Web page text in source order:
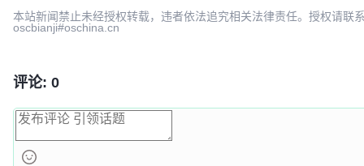
本站新闻禁止未经授权转载，违者依法追究相关法律责任。授权请联
oscbianji#oschina.cn
评论: 0